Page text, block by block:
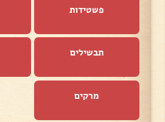
פשטידות
תבשילים
מרקים